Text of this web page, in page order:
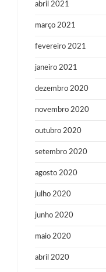
abril 2021
março 2021
fevereiro 2021
janeiro 2021
dezembro 2020
novembro 2020
outubro 2020
setembro 2020
agosto 2020
julho 2020
junho 2020
maio 2020
abril 2020